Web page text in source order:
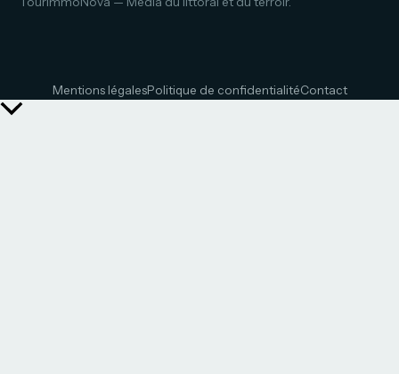
Mentions légalesPolitique de confidentialitéContact